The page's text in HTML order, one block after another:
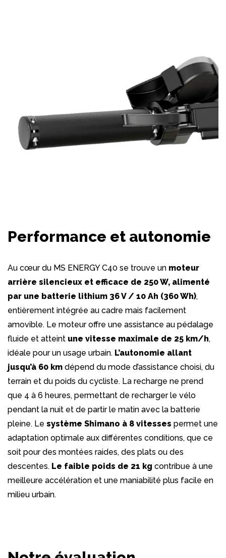
Performance et autonomie
Au cœur du MS ENERGY C40 se trouve un moteur
arrière silencieux et efficace de 250 W, alimenté
par une batterie lithium 36 V / 10 Ah (360 Wh),
entièrement intégrée au cadre mais facilement
amovible. Le moteur offre une assistance au pédalage
fluide et atteint une vitesse maximale de 25 km/h,
idéale pour un usage urbain. L’autonomie allant
jusqu’à 60 km dépend du mode d’assistance choisi, du
terrain et du poids du cycliste. La recharge ne prend
que 4 à 6 heures, permettant de recharger le vélo
pendant la nuit et de partir le matin avec la batterie
pleine. Le système Shimano à 8 vitesses permet une
adaptation optimale aux différentes conditions, que ce
soit pour des montées raides, des plats ou des
descentes. Le faible poids de 21 kg contribue à une
meilleure accélération et une maniabilité plus facile en
milieu urbain.